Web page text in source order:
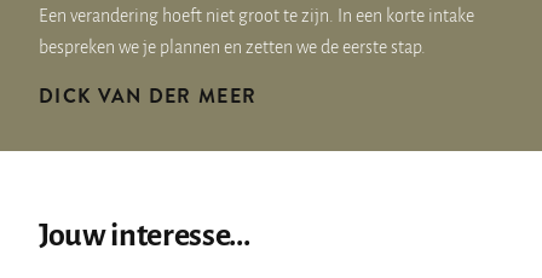
Een verandering hoeft niet groot te zijn. In een korte intake
bespreken we je plannen en zetten we de eerste stap.
DICK VAN DER MEER
Jouw interesse...